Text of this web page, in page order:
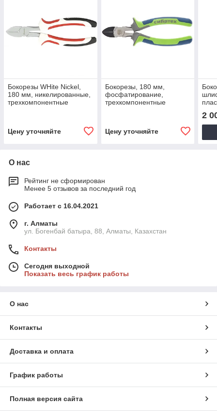
Бокорезы WHite Nickel,
180 мм, никелированные,
трехкомпонентные
Цену уточняйте
Бокорезы, 180 мм,
фосфатирование,
трехкомпонентные
Цену уточняйте
2
О нас
Рейтинг не сформирован
Менее 5 отзывов за последний год
Работает с 16.04.2021
г. Алматы
ул. Богенбай батыра, 88, Алматы, Казахстан
Контакты
Сегодня выходной
Показать весь график работы
О нас
Контакты
Доставка и оплата
График работы
Полная версия сайта